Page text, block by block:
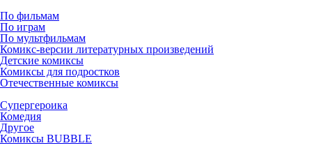
По фильмам
По играм
По мультфильмам
Комикс-версии литературных произведений
Детские комиксы
Комиксы для подростков
Отечественные комиксы
Супергероика
Комедия
Другое
Комиксы BUBBLE